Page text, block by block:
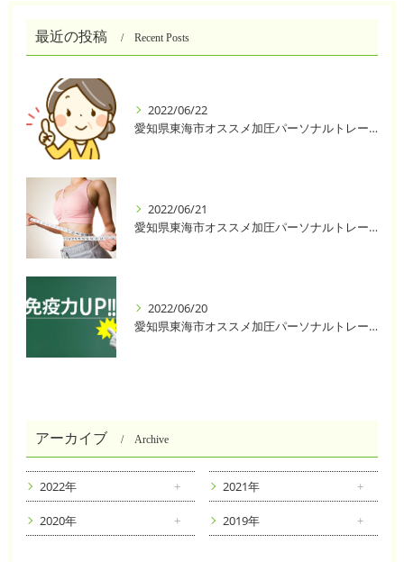
最近の投稿 Recent Posts
2022/06/22
愛知県東海市オススメ加圧パーソナルトレーニングジム One❣️
2022/06/21
愛知県東海市オススメ加圧パーソナルトレーニングジム One❣️
2022/06/20
愛知県東海市オススメ加圧パーソナルトレーニングジム One❣️
アーカイブ Archive
2022年 2021年
2020年 2019年